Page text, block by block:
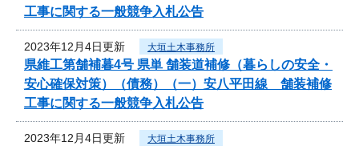
工事に関する一般競争入札公告
2023年12月4日更新 大垣土木事務所
県維工第舗補暮4号 県単 舗装道補修（暮らしの安全・
安心確保対策）（債務）（一）安八平田線 舗装補修
工事に関する一般競争入札公告
2023年12月4日更新 大垣土木事務所